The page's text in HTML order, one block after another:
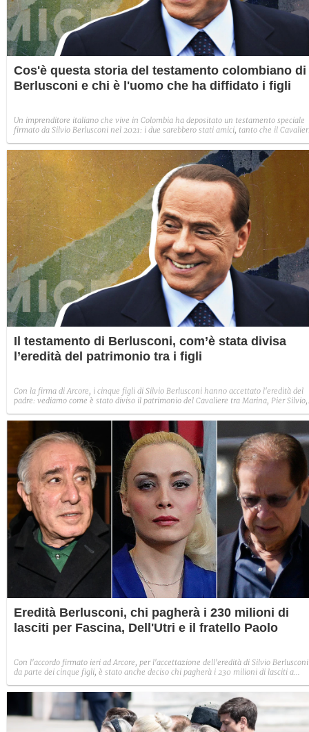
Cos'è questa storia del testamento colombiano di
Berlusconi e chi è l'uomo che ha diffidato i figli
Un imprenditore italiano che vive in Colombia ha depositato un testamento speciale
firmato da Silvio Berlusconi nel 2021: i due sarebbero stati amici, tanto che il
proprietà.
Il testamento di Berlusconi, com’è stata divisa
l’eredità del patrimonio tra i figli
Con la firma di Arcore, i cinque figli di Silvio Berlusconi hanno accettato l'eredità del
padre: vediamo come è stato diviso il patrimonio del Cavaliere tra Marina, Pier Silvio,
Eredità Berlusconi, chi pagherà i 230 milioni di
lasciti per Fascina, Dell'Utri e il fratello Paolo
Con l'accordo firmato ieri ad Arcore, per l'accettazione dell'eredità di Silvio Berlusconi
da parte dei cinque figli, è stato anche deciso chi pagherà i 230 milioni di lasciti a